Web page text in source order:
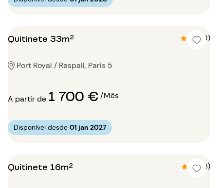
Quitinete 33m² 4.8 (9)
Port Royal / Raspail, Paris 5
A partir de 1 700 €/Mês
Disponível desde 01 jan 2027
Quitinete 16m² 4.3 (3)